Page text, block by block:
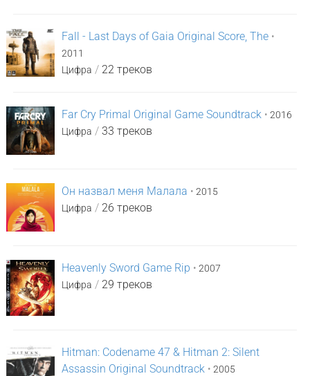
Fall - Last Days of Gaia Original Score, The •
2011
Цифра / 22 треков
Far Cry Primal Original Game Soundtrack • 2016
Цифра / 33 треков
Он назвал меня Малала • 2015
Цифра / 26 треков
Heavenly Sword Game Rip • 2007
Цифра / 29 треков
Hitman: Codename 47 & Hitman 2: Silent
Assassin Original Soundtrack • 2005